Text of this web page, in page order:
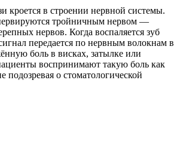
кроется в строении нервной системы.
тройничным нервом —
нервов. Когда воспаляется зуб
передается по нервным волокнам в
боль в висках, затылке или
воспринимают такую боль как
о стоматологической